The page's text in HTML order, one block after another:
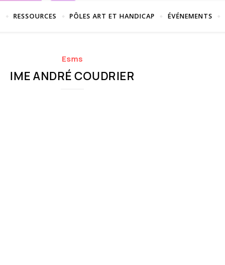
RESSOURCES PÔLES ART ET HANDICAP ÉVÉNEMENTS
Esms
IME ANDRÉ COUDRIER